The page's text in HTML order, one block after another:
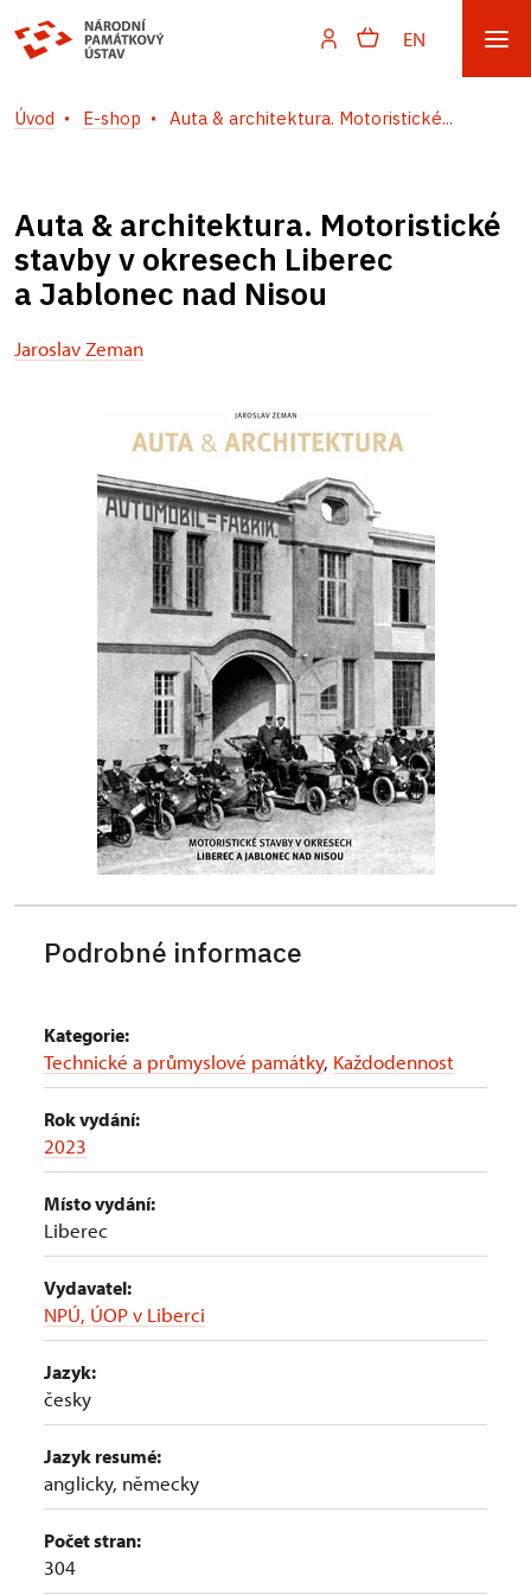
EN
Úvod E-shop Auta & architektura. Motoristické...
Auta & architektura. Motoristické
stavby v okresech Liberec
a Jablonec nad Nisou
Jaroslav Zeman
Podrobné informace
Kategorie:
Technické a průmyslové památky, Každodennost
Rok vydání:
2023
Místo vydání:
Liberec
Vydavatel:
NPÚ, ÚOP v Liberci
Jazyk:
česky
Jazyk resumé:
anglicky, německy
Počet stran:
304